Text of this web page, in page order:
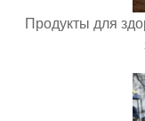
Продукты для